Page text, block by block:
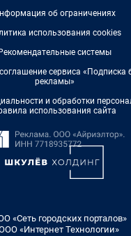
об ограничениях
использования cookies
Рекомендательные системы
сервиса «Подписка
рекламы»
и обработки
использования сайта
«Сеть городских порталов»
«Интернет Технологии»